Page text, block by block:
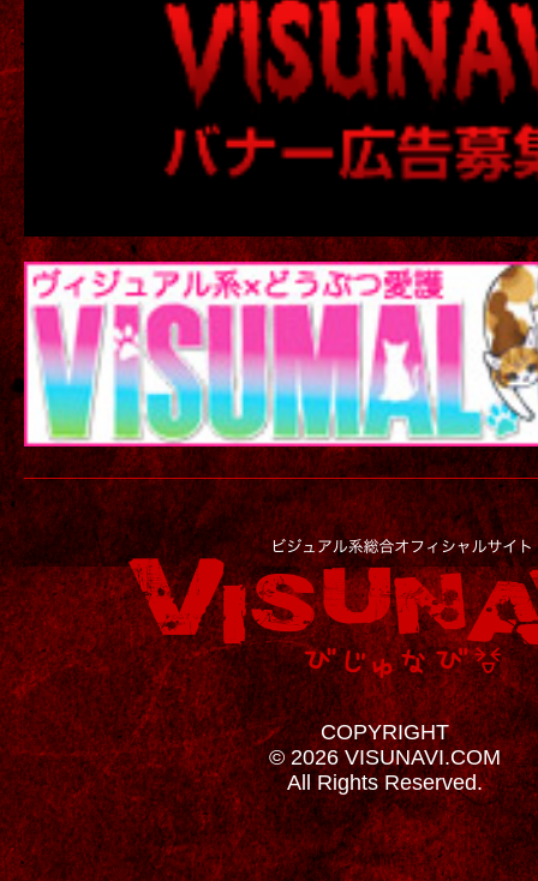
COPYRIGHT
© 2026 VISUNAVI.COM
All Rights Reserved.